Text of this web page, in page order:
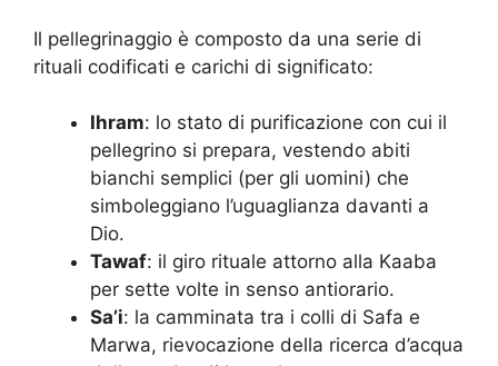
Il pellegrinaggio è composto da una serie di
rituali codificati e carichi di significato:
Ihram: lo stato di purificazione con cui il
pellegrino si prepara, vestendo abiti
bianchi semplici (per gli uomini) che
simboleggiano l’uguaglianza davanti a
Dio.
Tawaf: il giro rituale attorno alla Kaaba
per sette volte in senso antiorario.
Sa’i: la camminata tra i colli di Safa e
Marwa, rievocazione della ricerca d’acqua